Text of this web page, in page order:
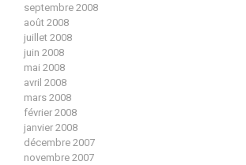
septembre 2008
août 2008
juillet 2008
juin 2008
mai 2008
avril 2008
mars 2008
février 2008
janvier 2008
décembre 2007
novembre 2007